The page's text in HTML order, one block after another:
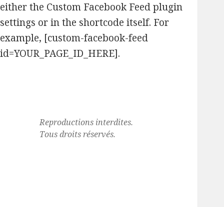
either the Custom Facebook Feed plugin
settings or in the shortcode itself. For
example, [custom-facebook-feed
id=YOUR_PAGE_ID_HERE].
Reproductions interdites.
Tous droits réservés.